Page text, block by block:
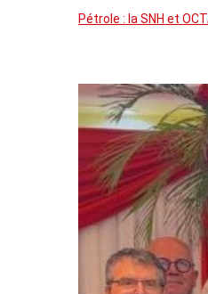
Pétrole : la SNH et